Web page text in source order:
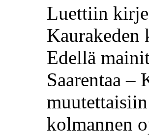
Luettiin kirje
Kaurakeden
Edellä
Saarentaa –
kolmannen